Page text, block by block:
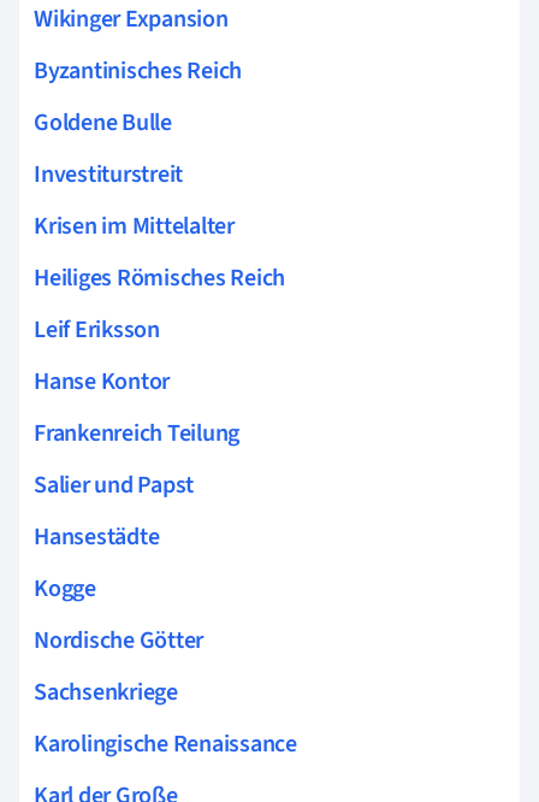
Wikinger Expansion
Byzantinisches Reich
Goldene Bulle
Investiturstreit
Krisen im Mittelalter
Heiliges Römisches Reich
Leif Eriksson
Hanse Kontor
Frankenreich Teilung
Salier und Papst
Hansestädte
Kogge
Nordische Götter
Sachsenkriege
Karolingische Renaissance